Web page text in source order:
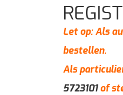
Let op: Als
bestellen.
Als
5723101of